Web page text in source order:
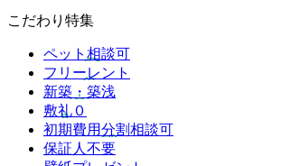
こだわり特集
ペット相談可
フリーレント
新築・築浅
敷礼０
初期費用分割相談可
保証人不要